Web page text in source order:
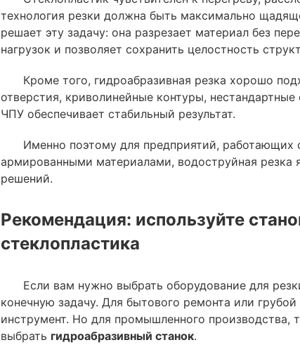
технология резки должна быть максимально
решает эту задачу: она разрезает материал без
нагрузок и позволяет сохранить целостность
Кроме того, гидроабразивная резка хорошо
отверстия, криволинейные контуры,
ЧПУ обеспечивает стабильный результат.
Именно поэтому для предприятий, работающих
армированными материалами, водоструйная резка
решений.
Рекомендация: используйте
стеклопластика
Если вам нужно выбрать оборудование для
конечную задачу. Для бытового ремонта или
инструмент. Но для промышленного производства,
выбрать гидроабразивный станок.